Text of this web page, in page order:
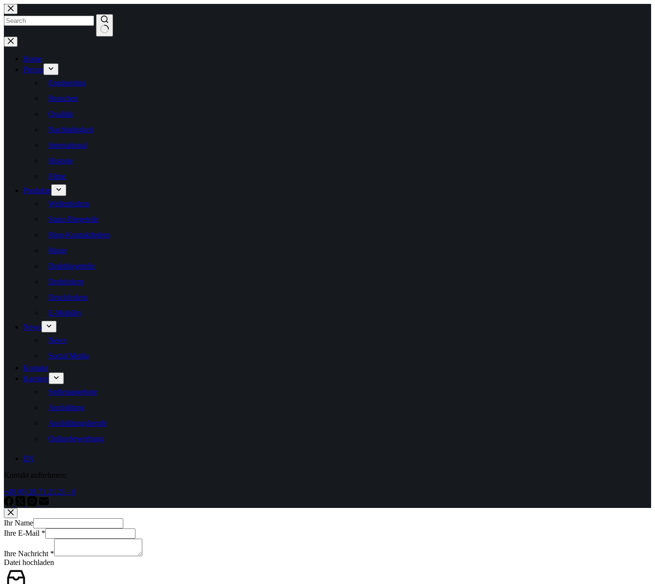
Zum
Inhalt
springen
Keine
Ergebnisse
Home
Pieron
Engineering
Branchen
Qualität
Nachhaltigkeit
International
Historie
Filme
Produkte
Wellenfedern
Stanz-Biegeteile
Ring-Kontaktfedern
Ringe
Drahtbiegeteile
Drehfedern
Druckfedern
E-Mobility
News
News
Social Media
Kontakt
Karriere
Stellenangebote
Ausbildung
Ausbildungsberufe
Onlinebewerbung
EN
Kontakt aufnehmen:
+49 (0) 28 71 21 21 - 0
Ihr Name
Ihre E-Mail *
Ihre Nachricht *
Datei hochladen